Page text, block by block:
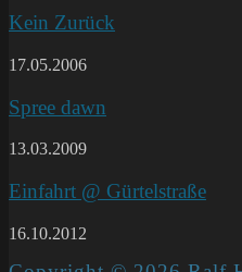
Kein Zurück
17.05.2006
Spree dawn
13.03.2009
Einfahrt @ Gürtelstraße
16.10.2012